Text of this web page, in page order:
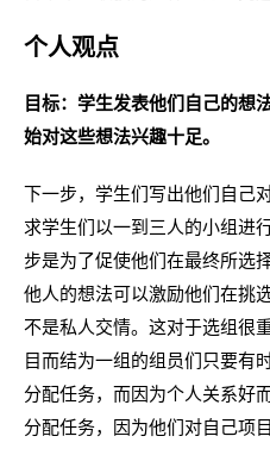
个人观点
目标：学生发表他们自己的想
始对这些想法兴趣十足。
下一步，学生们写出他们自己
求学生们以一到三人的小组进
步是为了促使他们在最终所选
他人的想法可以激励他们在挑
不是私人交情。这对于选组很
目而结为一组的组员们只要有
分配任务，而因为个人关系好
分配任务，因为他们对自己项